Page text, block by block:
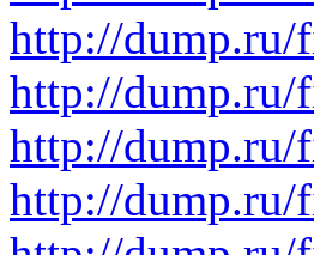
http://dump.ru/
http://dump.ru/
http://dump.ru/
http://dump.ru/